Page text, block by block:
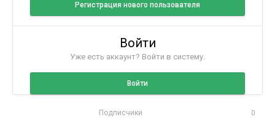
Регистрация нового пользователя
Войти
Уже есть аккаунт? Войти в систему.
Войти
Подписчики 0